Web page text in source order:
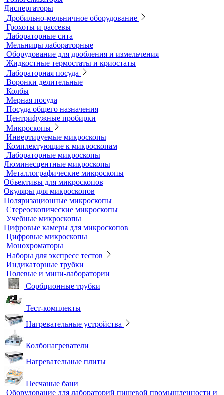
Аквадистилляторы
Бидистилляторы
Деионизаторы
Системы отчистки воды
Гомогенизаторы
Диспергаторы
Дробильно-мельничное оборудование
Грохоты и рассевы
Лабораторные сита
Мельницы лабораторные
Оборудование для дробления и измельчения
Жидкостные термостаты и криостаты
Лабораторная посуда
Воронки делительные
Колбы
Мерная посуда
Посуда общего назначения
Центрифужные пробирки
Микроскопы
Инвертируемые микроскопы
Комплектующие к микроскопам
Лабораторные микроскопы
Люминесцентные микроскопы
Металлографические микроскопы
Объективы для микроскопов
Окуляры для микроскопов
Поляризационные микроскопы
Стереоскопические микроскопы
Учебные микроскопы
Цифровые камеры для микроскопов
Цифровые микроскопы
Монохроматоры
Наборы для экспресс тестов
Индикаторные трубки
Полевые и мини-лаборатории